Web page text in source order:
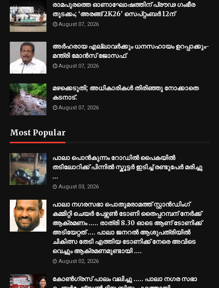
രാമപുരത്തെ ഓണാഘോഷത്തിന് പ്രൗഢ ഗംഭീര
തുടക്കം; ‘അരങ്ങ് 2K26’ സെപ്റ്റംബർ 12ന്
August 07, 2026
അര്‍ഹരായ എല്ലാവര്‍ക്കും ധനസഹായം ഉറപ്പാക്കും-
മന്ത്രി മോന്‍സ് ജോസഫ്
August 07, 2026
മഴക്കെടുതി; അധികാരികള്‍ തിരിഞ്ഞു നോക്കാതെ
കടനാട്.
August 07, 2026
Most Popular
പാലാ പൊൻകുന്നം റോഡിൽ പൈകയിൽ
തടിലോറിക്ക് പിന്നിൽ സ്കൂട്ടർ ഇടിച്ച് രണ്ടുപേർ മരിച്ചു
...
August 03, 2026
പാലാ നഗരസഭാ പൊതുമരാമത്ത് സ്റ്റാൻഡിംഗ്
കമ്മിറ്റി ചെയർ പേഴ്സൺ ടോണി തൈപ്പറമ്പന് നേർക്ക്
ആക്രമണം ..... രാത്രി 8.30 ഓടെ ആണ് ടോണിക്ക്
അടിയേറ്റത് .... പാലാ ജനറൽ ആശുപത്രിയിൽ
ചികിത്സ തേടി എത്തിയ ടോണിക്ക് നേരെ അവിടെ
വെച്ചും ആക്രമണമുണ്ടായി ....
August 02, 2026
കോൺഗ്രസ് പാലം വലിച്ചു ..... പാലാ നഗര സഭാ